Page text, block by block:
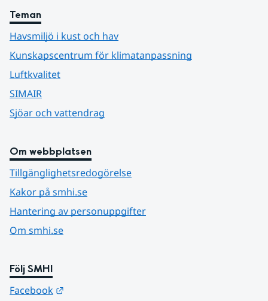
Teman
Havsmiljö i kust och hav
Kunskapscentrum för klimatanpassning
Luftkvalitet
SIMAIR
Sjöar och vattendrag
Om webbplatsen
Tillgänglighetsredogörelse
Kakor på smhi.se
Hantering av personuppgifter
Om smhi.se
Följ SMHI
Facebook